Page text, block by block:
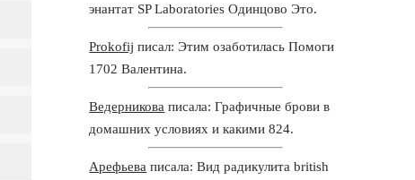
энантат SP Laboratories Одинцово Это.
Prokofij писал: Этим озаботилась Помоги
1702 Валентина.
Ведерникова писала: Графичные брови в
домашних условиях и какими 824.
Арефьева писала: Вид радикулита british